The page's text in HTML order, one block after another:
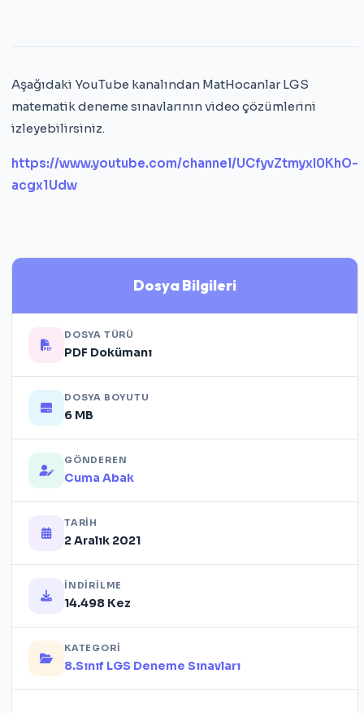
Aşağıdaki YouTube kanalından MatHocanlar LGS
matematik deneme sınavlarının video çözümlerini
izleyebilirsiniz.
https://www.youtube.com/channel/UCfyvZtmyxI0KhO-
acgx1Udw
Dosya Bilgileri
DOSYA TÜRÜ
PDF Dokümanı
DOSYA BOYUTU
6 MB
GÖNDEREN
Cuma Abak
TARIH
2 Aralık 2021
İNDIRILME
14.498 Kez
KATEGORI
8.Sınıf LGS Deneme Sınavları